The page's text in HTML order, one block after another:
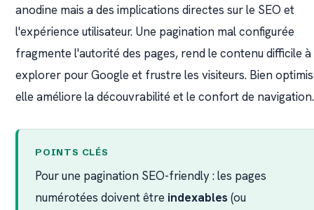
anodine mais a des implications directes sur le SEO et
l'expérience utilisateur. Une pagination mal configurée
fragmente l'autorité des pages, rend le contenu difficile à
explorer pour Google et frustre les visiteurs. Bien
elle améliore la découvrabilité et le confort de navigation.
POINTS CLÉS
Pour une pagination SEO-friendly : les pages
numérotées doivent être indexables (ou